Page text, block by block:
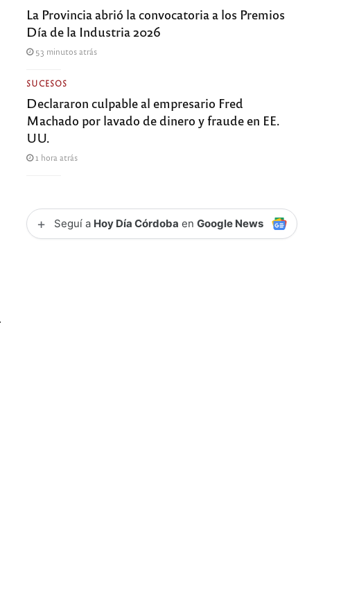
La Provincia abrió la convocatoria a los Premios
Día de la Industria 2026
53 minutos atrás
SUCESOS
Declararon culpable al empresario Fred
Machado por lavado de dinero y fraude en EE.
UU.
1 hora atrás
+ Seguí a Hoy Día Córdoba enGoogle News